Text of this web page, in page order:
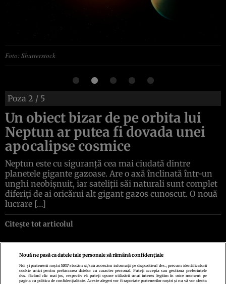
Foto: Shutterstock
Poza 2 / 5
Un obiect bizar de pe orbita lui
Neptun ar putea fi dovada unei
apocalipse cosmice
Neptun este cu siguranță cea mai ciudată dintre
planetele gigante gazoase. Are o axă înclinată într-un
unghi neobișnuit, iar sateliții săi naturali sunt complet
diferiți de ai oricărui alt gigant gazos cunoscut. O nouă
lucrare […]
Citește tot articolul
Politica de confidenţialitatePolitica de cookiesTermeni şi condiţii
Echipa redacționalăContactSetări Cookies
Nouă ne pasă ca datele tale personale să rămână confidențiale
Noi și partenerii noștri1017 stocăm și/sau accesăm informații pe dispozitivul dvs., precum identificatorii
cookie unici pentru prelucrarea datelor cu caracter personal. Puteți accepta sau gestiona preferințele
dvs. făcând clic mai jos, respectiv vă puteți opune utilizării unui interes legitim în orice moment pe
pagina cu politica de confidențialitate. Aceste alegeri vor fi raportate partenerilor noștri și nu vă vor afecta